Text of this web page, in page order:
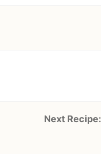
Next Recipe: